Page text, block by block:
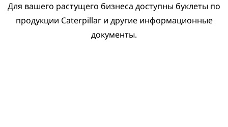
Для вашего растущего бизнеса доступны буклеты по
продукции Caterpillar и другие информационные
документы.